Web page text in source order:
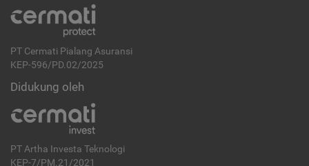
PT Cermati Pialang Asuransi
KEP-596/PD.02/2025
Didukung oleh
PT Artha Investa Teknologi
KEP-7/PM.21/2021